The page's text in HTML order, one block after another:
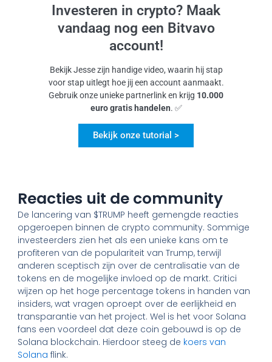
Investeren in crypto? Maak
vandaag nog een Bitvavo
account!
Bekijk Jesse zijn handige video, waarin hij stap
voor stap uitlegt hoe jij een account aanmaakt.
Gebruik onze unieke partnerlink en krijg 10.000
euro gratis handelen. ✅
Bekijk onze tutorial >
Reacties uit de community
De lancering van $TRUMP heeft gemengde reacties
opgeroepen binnen de crypto community. Sommige
investeerders zien het als een unieke kans om te
profiteren van de populariteit van Trump, terwijl
anderen sceptisch zijn over de centralisatie van de
tokens en de mogelijke invloed op de markt. Critici
wijzen op het hoge percentage tokens in handen van
insiders, wat vragen oproept over de eerlijkheid en
transparantie van het project. Wel is het voor Solana
fans een voordeel dat deze coin gebouwd is op de
Solana blockchain. Hierdoor steeg de koers van
Solana flink.